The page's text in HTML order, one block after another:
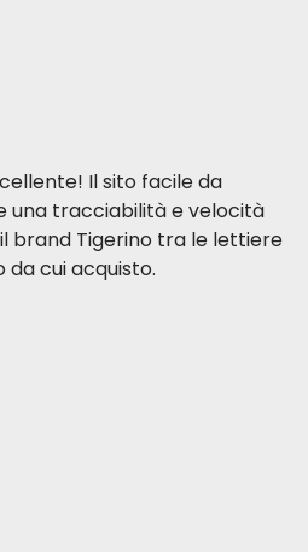
Il sito facile da
una tracciabilità e velocità
brand Tigerino tra le lettiere
cui acquisto.